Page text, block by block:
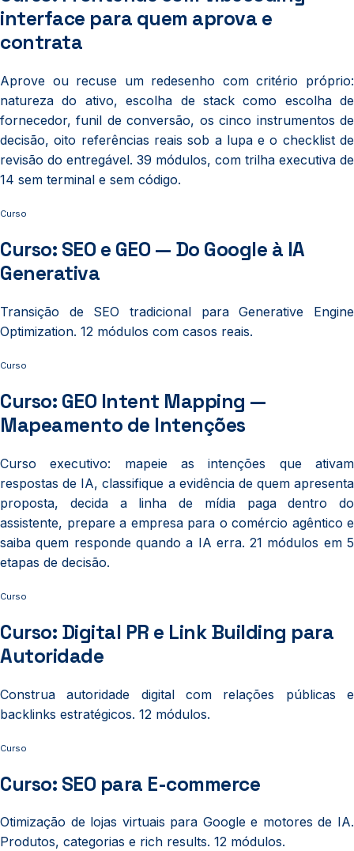
interface para quem aprova e
contrata
Aprove ou recuse um redesenho com critério próprio:
natureza do ativo, escolha de stack como escolha de
fornecedor, funil de conversão, os cinco instrumentos de
decisão, oito referências reais sob a lupa e o checklist de
revisão do entregável. 39 módulos, com trilha executiva de
14 sem terminal e sem código.
Curso
Curso: SEO e GEO — Do Google à IA
Generativa
Transição de SEO tradicional para Generative Engine
Optimization. 12 módulos com casos reais.
Curso
Curso: GEO Intent Mapping —
Mapeamento de Intenções
Curso executivo: mapeie as intenções que ativam
respostas de IA, classifique a evidência de quem apresenta
proposta, decida a linha de mídia paga dentro do
assistente, prepare a empresa para o comércio agêntico e
saiba quem responde quando a IA erra. 21 módulos em 5
etapas de decisão.
Curso
Curso: Digital PR e Link Building para
Autoridade
Construa autoridade digital com relações públicas e
backlinks estratégicos. 12 módulos.
Curso
Curso: SEO para E-commerce
Otimização de lojas virtuais para Google e motores de IA.
Produtos, categorias e rich results. 12 módulos.